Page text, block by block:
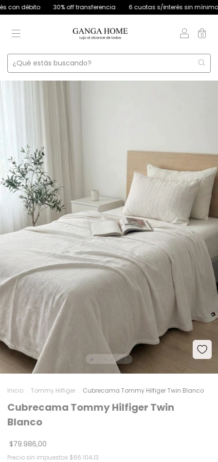
30% off transferencia 6 cuotas s/interés sin mínimo de
0
Inicio . Tommy Hilfiger . Cubrecama Tommy Hilfiger Twin Blanco
Cubrecama Tommy Hilfiger Twin
Blanco
$79.986,00
Precio sin impuestos $66.104,13